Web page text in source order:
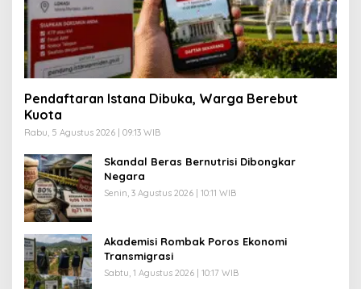
Pendaftaran Istana Dibuka, Warga Berebut
Kuota
Rabu, 5 Agustus 2026 | 09:13 WIB
Skandal Beras Bernutrisi Dibongkar
Negara
Senin, 3 Agustus 2026 | 10:11 WIB
Akademisi Rombak Poros Ekonomi
Transmigrasi
Sabtu, 1 Agustus 2026 | 10:17 WIB